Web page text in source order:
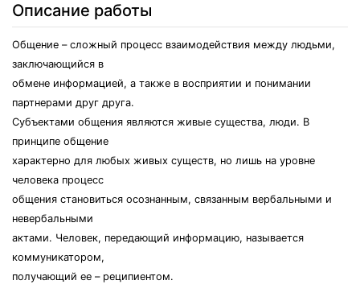
Описание работы
Общение – сложный процесс взаимодействия между людьми,
заключающийся в
обмене информацией, а также в восприятии и понимании
партнерами друг друга.
Субъектами общения являются живые существа, люди. В
принципе общение
характерно для любых живых существ, но лишь на уровне
человека процесс
общения становиться осознанным, связанным вербальными и
невербальными
актами. Человек, передающий информацию, называется
коммуникатором,
получающий ее – реципиентом.